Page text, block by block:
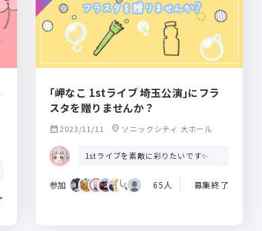
｢岬なこ 1stライブ 埼玉公演｣にフラ
スタを贈りませんか？
calendar_month2023/11/11 location_on ソニックシティ 大ホール
1stライブを素敵に彩りたいです✨
参加 65人 募集終了